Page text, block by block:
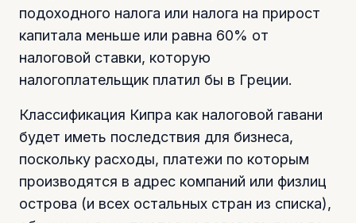
подоходного налога или налога на прирост
капитала меньше или равна 60% от
налоговой ставки, которую
налогоплательщик платил бы в Греции.
Классификация Кипра как налоговой гавани
будет иметь последствия для бизнеса,
поскольку расходы, платежи по которым
производятся в адрес компаний или физлиц
острова (и всех остальных стран из списка),